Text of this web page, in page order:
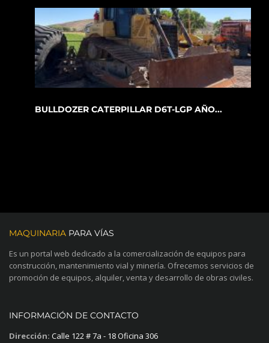
BULLDOZER CATERPILLAR D6T-LGP AÑO...
MAQUINARIA PARA VÍAS
Es un portal web dedicado a la comercialización de equipos para
construcción, mantenimiento vial y minería. Ofrecemos servicios de
promoción de equipos, alquiler, venta y desarrollo de obras civiles.
INFORMACIÓN DE CONTACTO
Dirección: Calle 122 # 7a - 18 Oficina 306